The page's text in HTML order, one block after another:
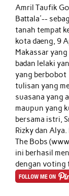
Amril Taufik
Battala'--
tanah tempat
kota daeng, 9
Makassar
badan lelaki
yang berbobot
tulisan yang
suasana yang
maupun yang
bersama istri,
Rizky dan
The Bobs
ini berhasil
dengan voting